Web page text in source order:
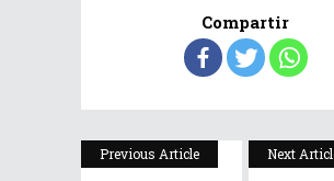
Compartir
Previous Article Next